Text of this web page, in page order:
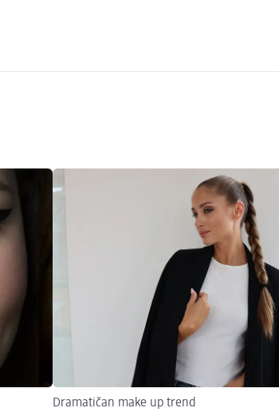
Dramatičan make up trend